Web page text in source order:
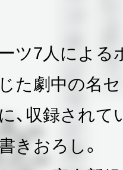
ツ7人による
た劇中の名
、収録され
きおろし。